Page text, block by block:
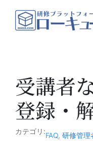
受講者
登録・
カテゴリ:FAQ, 研修管理